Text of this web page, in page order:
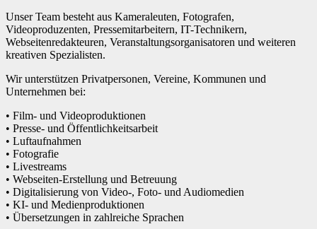
Unser Team besteht aus Kameraleuten, Fotografen,
Videoproduzenten, Pressemitarbeitern, IT-Technikern,
Webseitenredakteuren, Veranstaltungsorganisatoren und weiteren
kreativen Spezialisten.
Wir unterstützen Privatpersonen, Vereine, Kommunen und
Unternehmen bei:
• Film- und Videoproduktionen
• Presse- und Öffentlichkeitsarbeit
• Luftaufnahmen
• Fotografie
• Livestreams
• Webseiten-Erstellung und Betreuung
• Digitalisierung von Video-, Foto- und Audiomedien
• KI- und Medienproduktionen
• Übersetzungen in zahlreiche Sprachen